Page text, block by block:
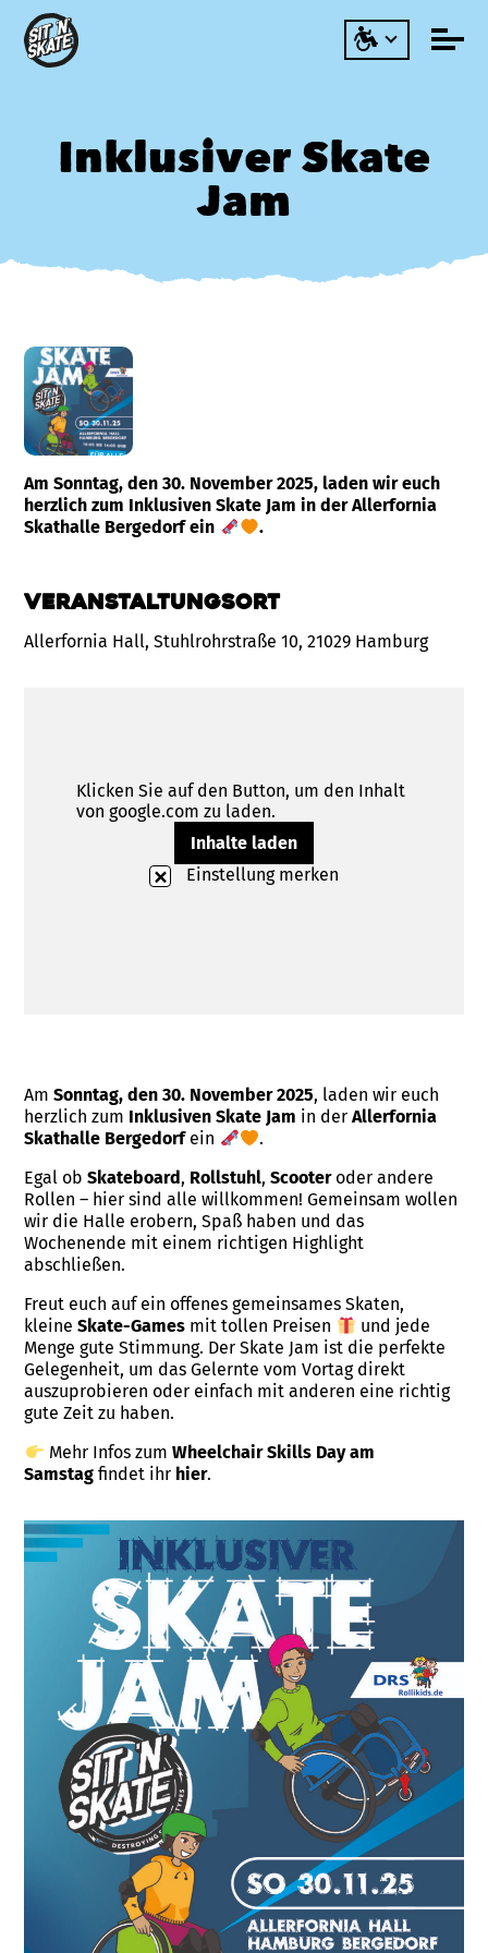
Inklusiver Skate
Jam
Am Sonntag, den 30. November 2025, laden wir euch
herzlich zum Inklusiven Skate Jam in der Allerfornia
Skathalle Bergedorf ein
.
Veranstaltungsort
Allerfornia Hall, Stuhlrohrstraße 10, 21029 Hamburg
Klicken Sie auf den Button, um den Inhalt
von google.com zu laden.
Inhalte laden
Einstellung merken
AmSonntag, den 30. November 2025, laden wir euch
herzlich zum Inklusiven Skate Jam in derAllerfornia
Skathalle Bergedorfein
.
Egal obSkateboard, Rollstuhl,Scooteroder andere
Rollen – hier sind alle willkommen! Gemeinsam wollen
wir die Halle erobern, Spaß haben und das
Wochenende mit einem richtigen Highlight
abschließen.
Freut euch auf ein offenes gemeinsames Skaten,
kleineSkate-Games mit tollen Preisen
und jede
Menge gute Stimmung. Der Skate Jam ist die perfekte
Gelegenheit, um das Gelernte vom Vortag direkt
auszuprobieren oder einfach mit anderen eine richtig
gute Zeit zu haben.
Mehr Infos zum Wheelchair Skills Day am
Samstag findet ihr hier.